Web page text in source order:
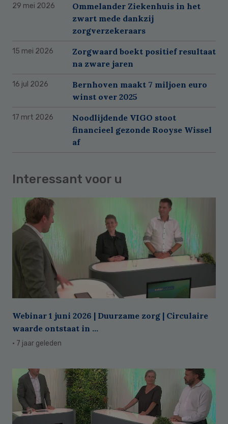
29 mei 2026
Ommelander Ziekenhuis in het
zwart mede dankzij
zorgverzekeraars
15 mei 2026
Zorgwaard boekt positief resultaat
na zware jaren
16 jul 2026
Bernhoven maakt 7 miljoen euro
winst over 2025
17 mrt 2026
Noodlijdende VIGO stoot
financieel gezonde Rooyse Wissel
af
Interessant voor u
Webinar 1 juni 2026 | Duurzame zorg | Circulaire
waarde ontstaat in ...
· 7 jaar geleden